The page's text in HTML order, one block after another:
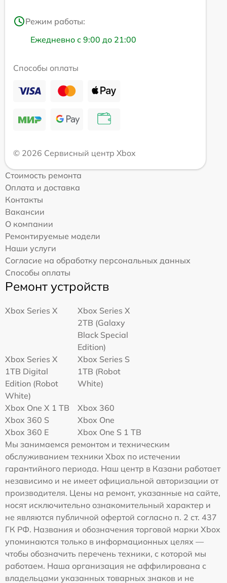
Режим работы:
Ежедневно с 9:00 до 21:00
Способы оплаты
© 2026 Сервисный центр Xbox
Стоимость ремонта
Оплата и доставка
Контакты
Вакансии
О компании
Ремонтируемые модели
Наши услуги
Согласие на обработку персональных данных
Способы оплаты
Ремонт устройств
Xbox Series X
Xbox Series X
2TB (Galaxy
Black Special
Edition)
Xbox Series X
1TB Digital
Edition (Robot
White)
Xbox Series S
1TB (Robot
White)
Xbox One X 1 TB
Xbox 360
Xbox 360 S
Xbox One
Xbox 360 E
Xbox One S 1 TB
Мы занимаемся ремонтом и техническим
обслуживанием техники Xbox по истечении
гарантийного периода. Наш центр в Казани работает
независимо и не имеет официальной авторизации от
производителя. Цены на ремонт, указанные на сайте,
носят исключительно ознакомительный характер и
не являются публичной офертой согласно п. 2 ст. 437
ГК РФ. Названия и обозначения торговой марки Xbox
упоминаются только в информационных целях —
чтобы обозначить перечень техники, с которой мы
работаем. Наша организация не аффилирована с
владельцами указанных товарных знаков и не